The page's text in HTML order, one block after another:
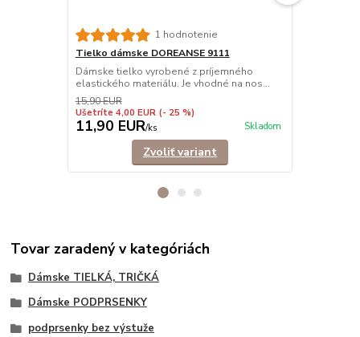
1 hodnotenie
Tielko dámske DOREANSE 9111
Dámske tielko vyrobené z príjemného
elastického materiálu. Je vhodné na nos...
15,90 EUR
Ušetríte 4,00 EUR (- 25 %)
11,90 EUR/ks Skladom
Zvoliť variant
Tovar zaradený v kategóriách
Dámske TIELKÁ, TRIČKÁ
Dámske PODPRSENKY
podprsenky bez výstuže